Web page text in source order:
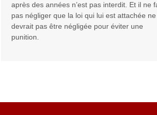
après des années n’est pas interdit. Et il ne
pas négliger que la loi qui lui est attachée ne
devrait pas être négligée pour éviter une
punition.